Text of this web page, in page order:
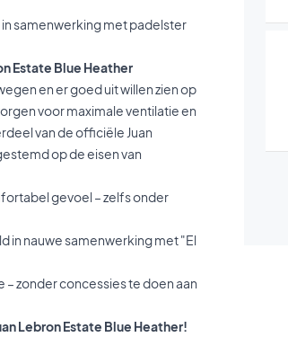
samenwerking met padelster
Estate Blue Heather
en er goed uit willen zien op
voor maximale ventilatie en
van de officiële Juan
op de eisen van
gevoel – zelfs onder
in nauwe samenwerking met "El
– zonder concessies te doen aan
Lebron Estate Blue Heather!